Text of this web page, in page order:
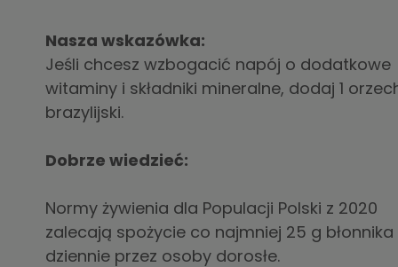
Nasza wskazówka:
Jeśli chcesz wzbogacić napój o dodatkowe
witaminy i składniki mineralne, dodaj 1
brazylijski.
Dobrze wiedzieć:
Normy żywienia dla Populacji Polski z 2020
zalecają spożycie co najmniej 25 g błonnika
dziennie przez osoby dorosłe.